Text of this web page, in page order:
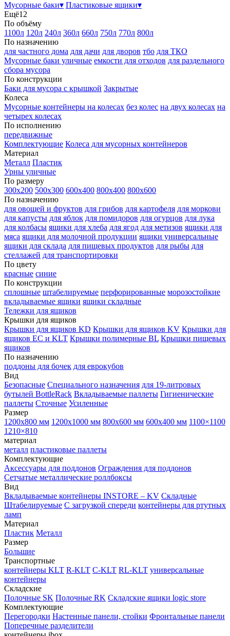
Мусорные баки▾ Пластиковые ящики▾
Ещё12
По объёму
1100л 120л 240л 360л 660л 750л 770л 800л
По назначению
для частного дома для дачи для дворов тбо для ТКО
Мусорные баки уличные емкости для отходов для раздельного
сбора мусора
По конструкции
Баки для мусора с крышкой Закрытые
Колеса
Мусорные контейнеры на колесах без колес на двух колесах на
четырех колесах
По исполнению
передвижные
Комплектующие Колеса для мусорных контейнеров
Материал
Металл Пластик
Урны уличные
По размеру
300х200 500х300 600х400 800х400 800х600
По назначению
для овощей и фруктов для грибов для картофеля для моркови
для капусты для яблок для помидоров для огурцов для лука
для колбасы ящики для хлеба для ягод для метизов ящики для
мяса ящики для молочной продукции ящики универсальные
ящики для склада для пищевых продуктов для рыбы для
стеллажей для транспортировки
По цвету
красные синие
По конструкции
сплошные штабелируемые перфорированные морозостойкие
вкладываемые ящики ящики складные
Тележки для ящиков
Крышки для ящиков
Крышки для ящиков KD Крышки для ящиков KV Крышки для
ящиков EC и KLT Крышки полимерные BL Крышки пищевых
ящиков
По назначению
поддоны для бочек для еврокубов
Вид
Безопасные Специального назначения для 19-литровых
бутылей BottleRack Вкладываемые паллеты Гигиенические
паллеты Сточные Усиленные
Размер
1200х800 мм 1200х1000 мм 800х600 мм 600х400 мм 1100×1100
1210×810
материал
металл пластиковые паллеты
Комплектующие
Аксессуары для поддонов Ограждения для поддонов
Сетчатые металлические роллбоксы
Вид
Вкладываемые контейнеры INSTORE – KV Складные
Штабелируемые С загрузкой спереди контейнеры для ртутных
ламп
Материал
Пластик Металл
Размер
Большие
Транспортные
контейнеры KLT R-KLT C-KLT RL-KLT универсальные
контейнеры
Складские
Полочные SK Полочные RK Складские ящики logic store
Комплектующие
Перегородки Настенные панели, стойки Фронтальные панели
Поперечные разделители